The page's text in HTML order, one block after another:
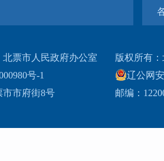
北票市人民政府办公室
号-1
市市府街8号
版权所有
辽公网
邮编：